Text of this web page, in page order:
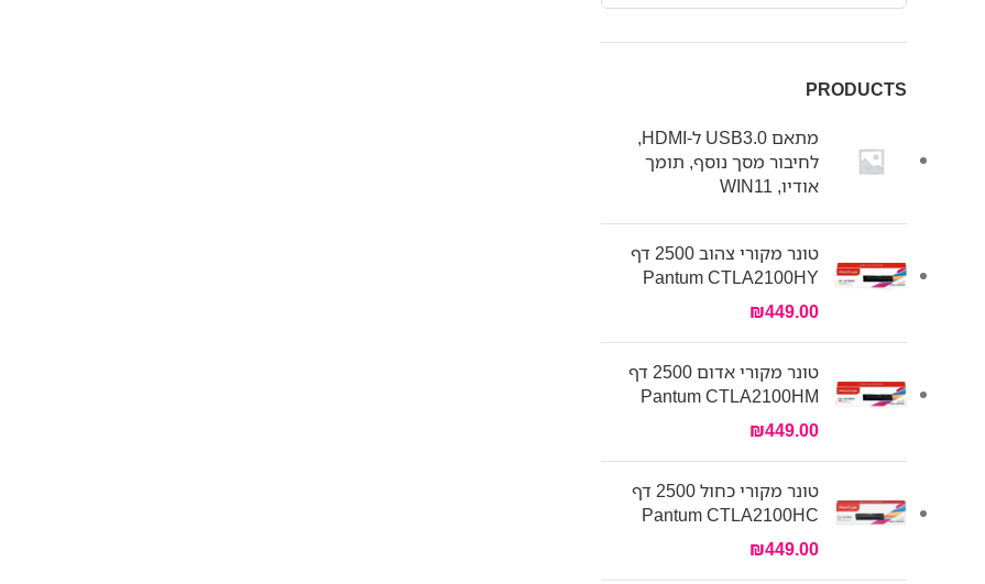
PRODUCTS
מתאם USB3.0 ל-HDMI,
לחיבור מסך נוסף, תומך
אודיו, WIN11
טונר מקורי צהוב 2500 דף
Pantum CTLA2100HY
₪449.00
טונר מקורי אדום 2500 דף
Pantum CTLA2100HM
₪449.00
טונר מקורי כחול 2500 דף
Pantum CTLA2100HC
₪449.00